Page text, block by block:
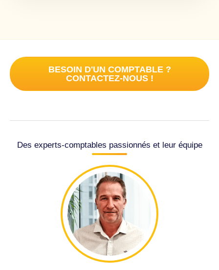
BESOIN D'UN COMPTABLE ?
CONTACTEZ-NOUS !
Des experts-comptables passionnés et leur équipe